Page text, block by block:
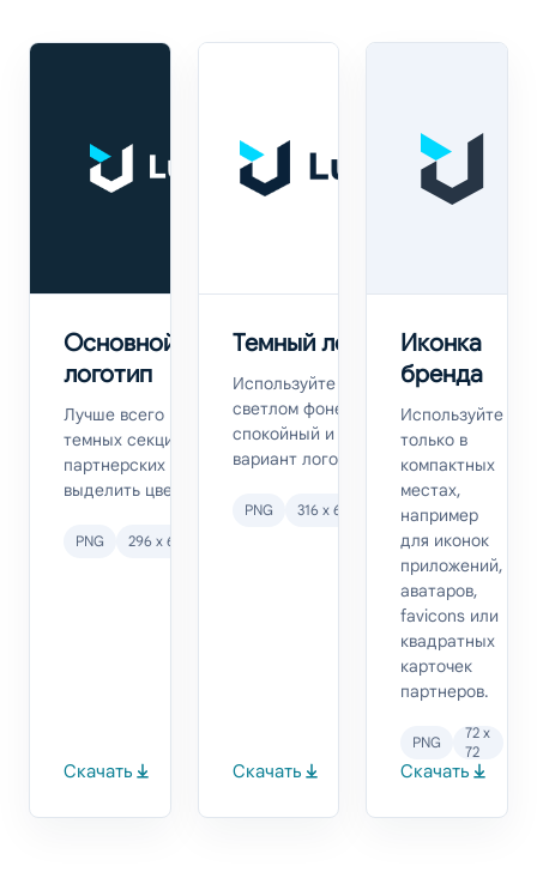
Основной цветной
логотип
Лучше всего подходит для
темных секций, презентаций и
партнерских страниц, где нужно
выделить цветной знак LumiProxy.
PNG 296 x 64
Скачать
Темный логотип
Используйте на белом или очень
светлом фоне, когда нужен
спокойный и контрастный
вариант логотипа.
PNG 316 x 68
Скачать
Иконка
бренда
Используйте
только в
компактных
местах,
например
для иконок
приложений,
аватаров,
favicons или
квадратных
карточек
партнеров.
PNG
72 x
72
Скачать